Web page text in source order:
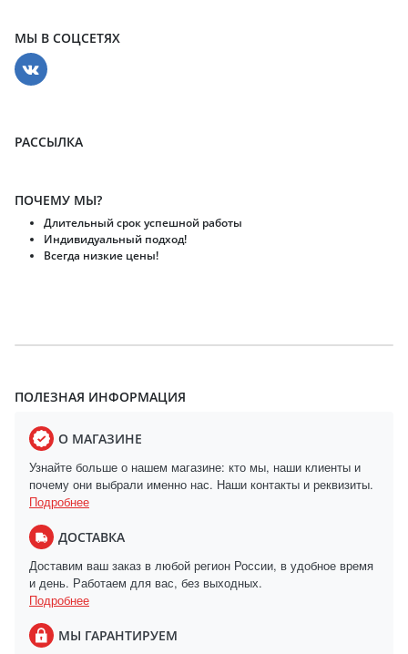
МЫ В СОЦСЕТЯХ
РАССЫЛКА
ПОЧЕМУ МЫ?
Длительный срок успешной работы
Индивидуальный подход!
Всегда низкие цены!
ПОЛЕЗНАЯ ИНФОРМАЦИЯ
О МАГАЗИНЕ
Узнайте больше о нашем магазине: кто мы, наши клиенты и
почему они выбрали именно нас. Наши контакты и реквизиты.
Подробнее
ДОСТАВКА
Доставим ваш заказ в любой регион России, в удобное время
и день. Работаем для вас, без выходных.
Подробнее
МЫ ГАРАНТИРУЕМ